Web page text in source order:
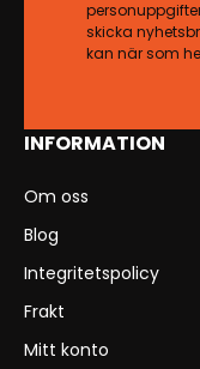
INFORMATION
Om oss
Blog
Integritetspolicy
Frakt
Mitt konto
skicka
kan när som